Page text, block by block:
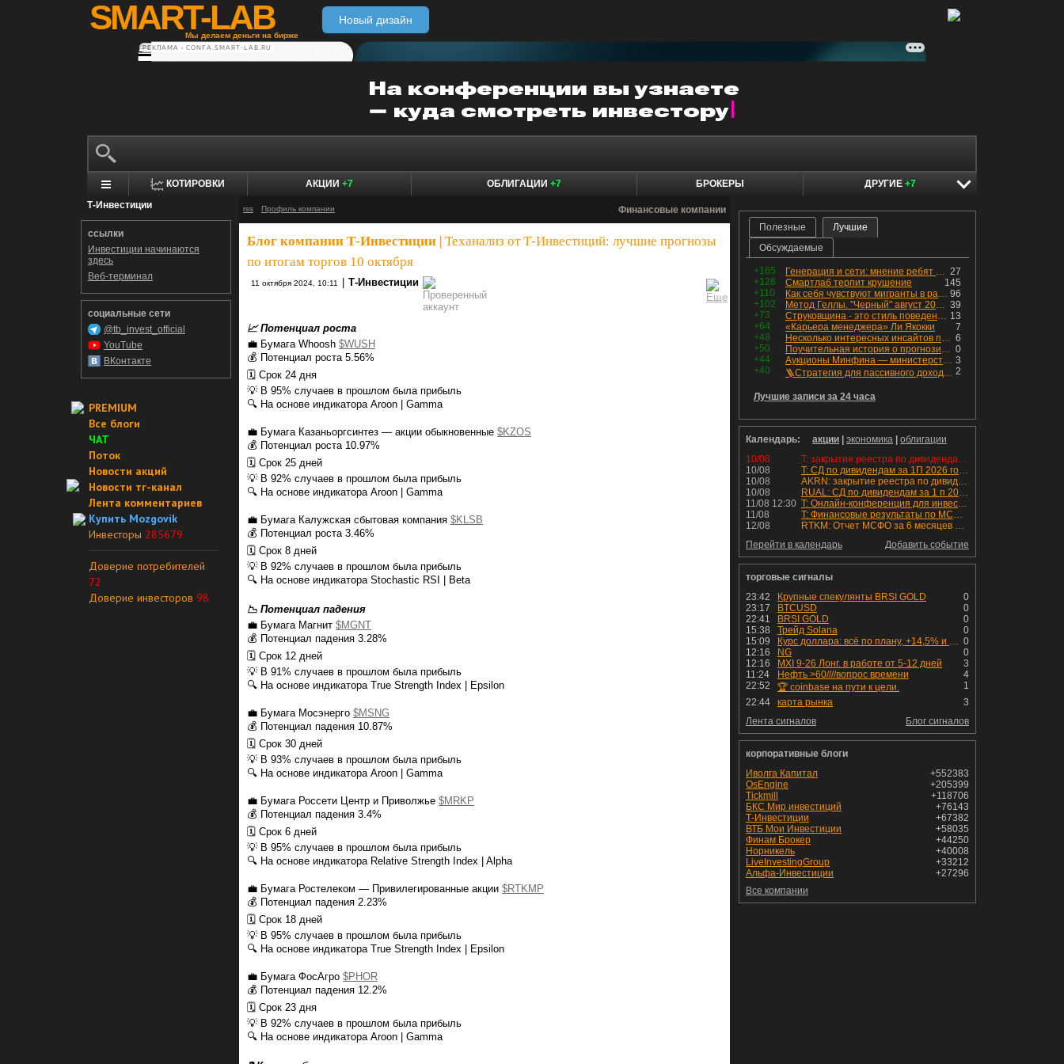
SMART-LAB
Мы делаем деньги на бирже
Новый дизайн
РЕКЛАМА • CONFA.SMART-LAB.RU
КОТИРОВКИ АКЦИИ +7 ОБЛИГАЦИИ +7 БРОКЕРЫ ДРУГИЕ +7
Т-Инвестиции
ссылки
Инвестиции начинаются
здесь
Веб-терминал
социальные сети
@tb_invest_official
YouTube
ВКонтакте
PREMIUM
Все блоги
ЧАТ
Поток
Новости акций
Новости тг-канал
Лента комментариев
Купить Mozgovik
Инвесторы 285679
Доверие потребителей
72
Доверие инвесторов 98
rss Профиль компании Финансовые компании
Блог компании Т-Инвестиции Теханализ от Т-Инвестиций: лучшие прогнозы
по итогам торгов 10 октября
11 октября 2024, 10:11 Т-Инвестиции
📈 Потенциал роста
💼 Бумага Whoosh $WUSH
💰 Потенциал роста 5.56%
🗓 Срок 24 дня
💡 В 95% случаев в прошлом была прибыль
🔍 На основе индикатора Aroon | Gamma
💼 Бумага Казаньоргсинтез — акции обыкновенные $KZOS
💰 Потенциал роста 10.97%
🗓 Срок 25 дней
💡 В 92% случаев в прошлом была прибыль
🔍 На основе индикатора Aroon | Gamma
💼 Бумага Калужская сбытовая компания $KLSB
💰 Потенциал роста 3.46%
🗓 Срок 8 дней
💡 В 92% случаев в прошлом была прибыль
🔍 На основе индикатора Stochastic RSI | Beta
📉 Потенциал падения
💼 Бумага Магнит $MGNT
💰 Потенциал падения 3.28%
🗓 Срок 12 дней
💡 В 91% случаев в прошлом была прибыль
🔍 На основе индикатора True Strength Index | Epsilon
💼 Бумага Мосэнерго $MSNG
💰 Потенциал падения 10.87%
🗓 Срок 30 дней
💡 В 93% случаев в прошлом была прибыль
🔍 На основе индикатора Aroon | Gamma
💼 Бумага Россети Центр и Приволжье $MRKP
💰 Потенциал падения 3.4%
🗓 Срок 6 дней
💡 В 95% случаев в прошлом была прибыль
🔍 На основе индикатора Relative Strength Index | Alpha
💼 Бумага Ростелеком — Привилегированные акции $RTKMP
💰 Потенциал падения 2.23%
🗓 Срок 18 дней
💡 В 95% случаев в прошлом была прибыль
🔍 На основе индикатора True Strength Index | Epsilon
💼 Бумага ФосАгро $PHOR
💰 Потенциал падения 12.2%
🗓 Срок 23 дня
💡 В 92% случаев в прошлом была прибыль
🔍 На основе индикатора Aroon | Gamma
Полезные
Лучшие
Обсуждаемые
+165 27
Генерация и сети: мнение ребят из индустрии
+128
145
Смартлаб терпит крушение
+110
96
Как себя чувствуют мигранты в раю, в который они так стремились
+102
39
Метод Геллы. "Черный" август 2026 - быть или не быть?
+73
13
Струковщина - это стиль поведения, известный всем в секторе золотодобычи.
+64
7
«Карьера менеджера» Ли Якокки
+48
6
Несколько интересных инсайтов по "Озону"
+50
0
Поучительная история о прогнозировании
+44
3
Аукционы Минфина — министерство всё ещё не придумало "лекарство" для рынка ОФЗ. Ликвидности банкам не хватает это по РЕПО аукционам!
+40
2
🪜Стратегия для пассивного дохода: Лестница облигаций
Лучшие записи за 24 часа
Календарь: акции экономика
облигации
10/08
T: закрытие реестра по дивидендам 4.6 руб
10/08
T: СД по дивидендам за 1П 2026 года.
10/08
AKRN: закрытие реестра по дивидендам 235 руб
10/08
RUAL: СД по дивидендам за 1 п 2026 года.
11/08 12:30
T: Онлайн-конференция для инвесторов и аналитиков
11/08
T: Финансовые результаты по МСФО за 2к 2026 года
12/08
RTKM: Отчет МСФО за 6 месяцев 2026 года
Добавить событие
Перейти в календарь
торговые сигналы
23:42
0
Крупные спекулянты BRSI GOLD
23:17
0
BTCUSD
22:41
0
BRSI GOLD
15:38
0
Трейд Solana
15:09
0
Курс доллара: всё по плану, +14,5% и рост продолжается!
12:16
0
NG
12:16
3
MXI 9-26 Лонг. в работе от 5-12 дней
11:24
4
Нефть >60////вопрос времени
22:52
1
🏆 coinbase на пути к цели.
22:44
3
карта рынка
Блог сигналов
Лента сигналов
корпоративные блоги
+552383
Иволга Капитал
+205399
OsEngine
+118706
Tickmill
+76143
БКС Мир инвестиций
+67382
Т-Инвестиции
+58035
ВТБ Мои Инвестиции
+44250
Финам Брокер
+40008
Норникель
+33212
LiveInvestingGroup
+27296
Альфа-Инвестиции
Все компании